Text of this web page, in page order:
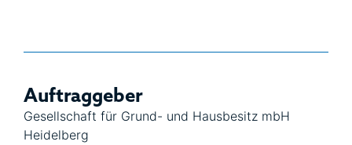
Auftraggeber
Gesellschaft für Grund- und Hausbesitz mbH
Heidelberg